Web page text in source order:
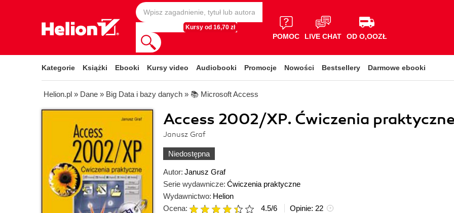
Kursy od 16,70 zł
POMOC LIVE CHAT OD O,OOZŁ
Kategorie Książki Ebooki Kursy video Audiobooki Promocje Nowości Bestsellery Darmowe ebooki
Helion.pl » Dane » Big Data i bazy danych » 📚 Microsoft Access
Access 2002/XP. Ćwiczenia praktyczne
Janusz Graf
Niedostępna
Autor: Janusz Graf
Serie wydawnicze: Ćwiczenia praktyczne
Wydawnictwo: Helion
Ocena:
4.5/6 Opinie: 22